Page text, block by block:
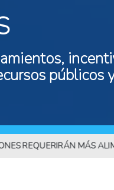
públicos
MÁS ALIMENTOS